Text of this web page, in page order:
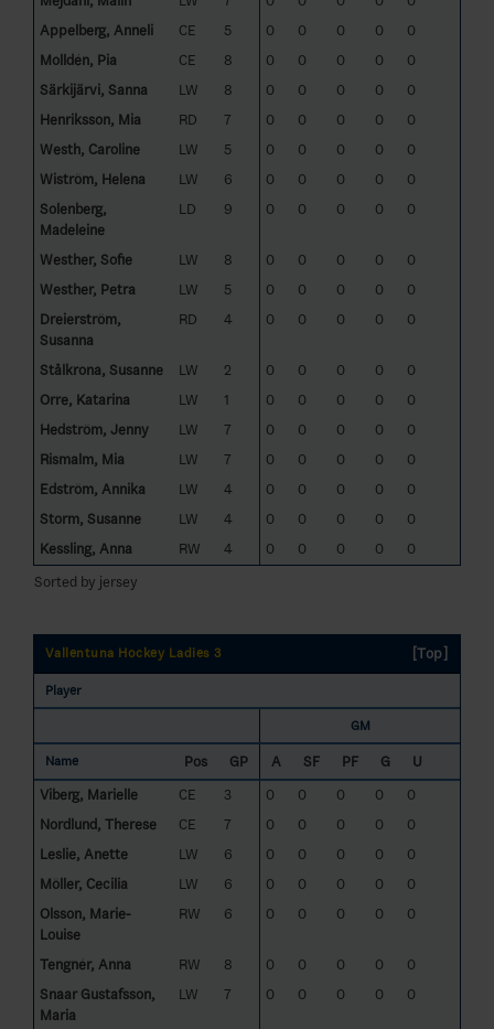
Appelberg, Anneli
CE 5 0 0 0 0
0
Molldén, Pia
CE 8 0 0 0 0
0
Särkijärvi, Sanna
LW 8 0 0 0 0
0
Henriksson, Mia
RD 7 0 0 0 0
0
Westh, Caroline
LW 5 0 0 0 0
0
Wiström, Helena
LW 6 0 0 0 0
0
Solenberg,
Madeleine
LD 9 0 0 0 0 0
Westher, Sofie LW 8 0 0 0 0
0
Westher, Petra
LW 5 0 0 0 0
0
Dreierström,
Susanna
RD 4 0 0 0 0 0
Stålkrona, Susanne LW 2 0 0 0 0
0
Orre, Katarina
LW 1 0 0 0 0
0
Hedström, Jenny
LW 7 0 0 0 0
0
Rismalm, Mia
LW 7 0 0 0 0
0
Edström, Annika
LW 4 0 0 0 0
0
Storm, Susanne
LW 4 0 0 0 0
0
Kessling, Anna
RW 4 0 0 0 0
0
Sorted by jersey
Vallentuna Hockey Ladies 3 [Top]
Player
GM
Name Pos GP A SF PF G
U
Viberg, Marielle
CE 3 0 0 0 0
0
Nordlund, Therese
CE 7 0 0 0 0
0
Leslie, Anette
LW 6 0 0 0 0
0
Möller, Cecilia
LW 6 0 0 0 0
0
Olsson, Marie-
Louise
RW 6 0 0 0 0 0
Tengnér, Anna RW 8 0 0 0 0
0
Snaar Gustafsson,
Maria
LW 7 0 0 0 0 0